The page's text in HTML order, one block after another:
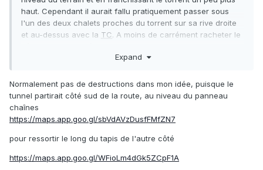
haut. Cependant il aurait fallu pratiquement passer sous
l'un des deux chalets proches du torrent sur sa rive droite
et au-dessus avec la TC. A moins de carrément racheter le
Expand
Normalement pas de destructions dans mon idée, puisque le
tunnel partirait côté sud de la route, au niveau du panneau
chaînes
https://maps.app.goo.gl/sbVdAVzDusfFMfZN7
pour ressortir le long du tapis de l'autre côté
https://maps.app.goo.gl/WFioLm4dGk5ZCpF1A